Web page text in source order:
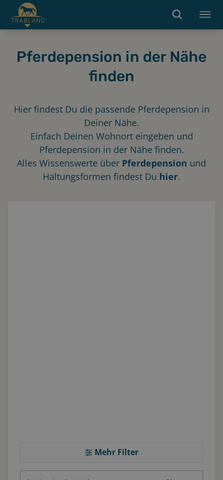
Pferdepension in der Nähe
finden
Hier findest Du die passende Pferdepension in
Deiner Nähe.
Einfach Deinen Wohnort eingeben und
Pferdepension in der Nähe finden.
Alles Wissenswerte über Pferdepension und
Haltungsformen findest Du hier.
Mehr Filter